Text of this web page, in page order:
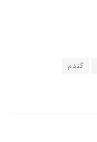
گندم